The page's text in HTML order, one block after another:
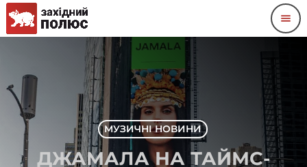
menu
МУЗИЧНІ НОВИНИ
ДЖАМАЛА НА ТАЙМС-